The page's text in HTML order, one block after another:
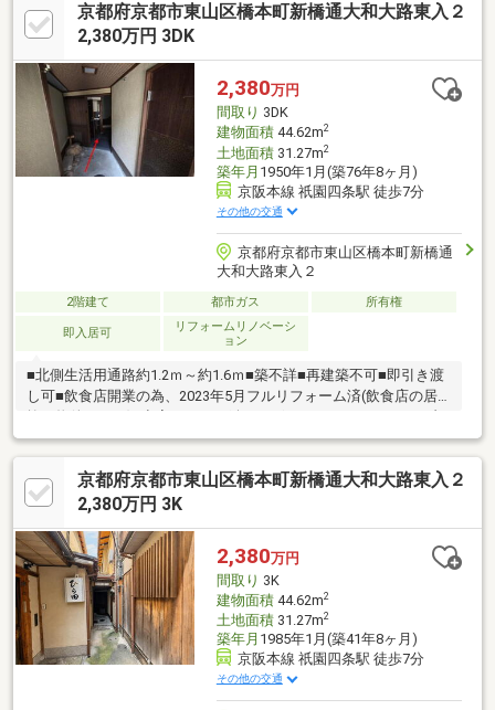
１０時５０分まで営業中！・京都知恩院前郵便局（約４００ｍ）
まで徒歩５分・八坂神社西楼門（約４５０ｍ）まで徒歩６分▽ 住
ご説明させていただきます ▽
京都府京都市東山区橋本町新橋通大和大路東入２
2,380万円 3DK
2,380万円
間取り 3DK
建物面積44.62m2
土地面積31.27m2
築年月 1950年1月(築76年8ヶ月)
京阪本線 祇園四条駅 徒歩7分
その他の交通
京都府京都市東山区橋本町新橋通
大和大路東入２
2階建て 都市ガス 所有権
即入居可
リフォームリノベーシ
ョン
■北側生活用通路約1.2ｍ～約1.6ｍ■築不詳■再建築不可■即引き渡
し可■飲食店開業の為、2023年5月フルリフォーム済(飲食店の居
覧可能です。一度ごゆっくりご内覧下さい。０１２０－０２１－
３１３までお気軽にお問い合わせ下さい。■経験年数10年以上の
営業スタッフ在籍、宅地建物取引士・古民家鑑定士1級等も取得し
ておりますのでご安心ください。
京都府京都市東山区橋本町新橋通大和大路東入２
2,380万円 3K
2,380万円
間取り 3K
建物面積44.62m2
土地面積31.27m2
築年月 1985年1月(築41年8ヶ月)
京阪本線 祇園四条駅 徒歩7分
その他の交通